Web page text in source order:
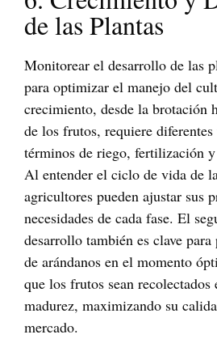
de las Plantas
Monitorear el desarrollo de las
para optimizar el manejo del
crecimiento, desde la brotación
de los frutos, requiere
términos de riego, fertilización
Al entender el ciclo de vida de
agricultores pueden ajustar sus
necesidades de cada fase. El
desarrollo también es clave
de arándanos en el momento
que los frutos sean recolectados
madurez, maximizando su
mercado.